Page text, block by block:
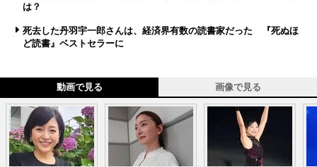
は？
死去した丹羽宇一郎さんは、経済界有数の読書家だった 『死ぬほ
ど読書』ベストセラーに
動画で見る 画像で見る